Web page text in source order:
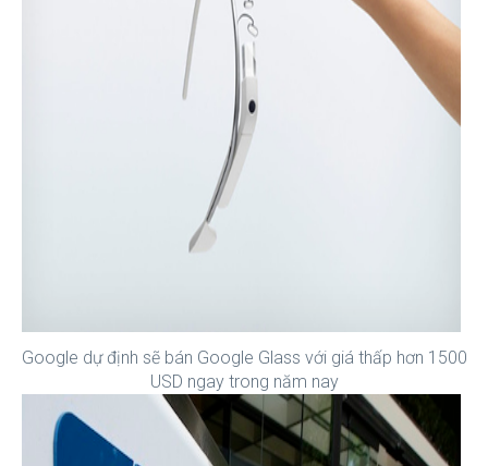
Google dự định sẽ bán Google Glass với giá thấp hơn 1500
USD ngay trong năm nay